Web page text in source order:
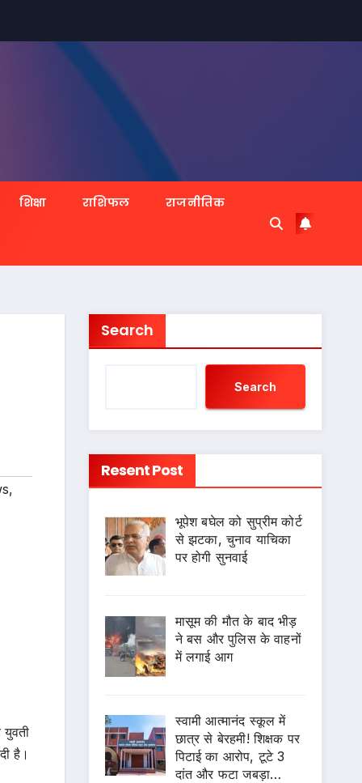
शिक्षा राशिफल राजनीतिक
,
है।
Search
Search
Resent Post
भूपेश बघेल को सुप्रीम कोर्ट
से झटका, चुनाव याचिका
पर होगी सुनवाई
मासूम की मौत के बाद भीड़
ने बस और पुलिस के वाहनों
में लगाई आग
स्वामी आत्मानंद स्कूल में
छात्र से बेरहमी! शिक्षक पर
पिटाई का आरोप, टूटे 3
दांत और फटा जबड़ा…